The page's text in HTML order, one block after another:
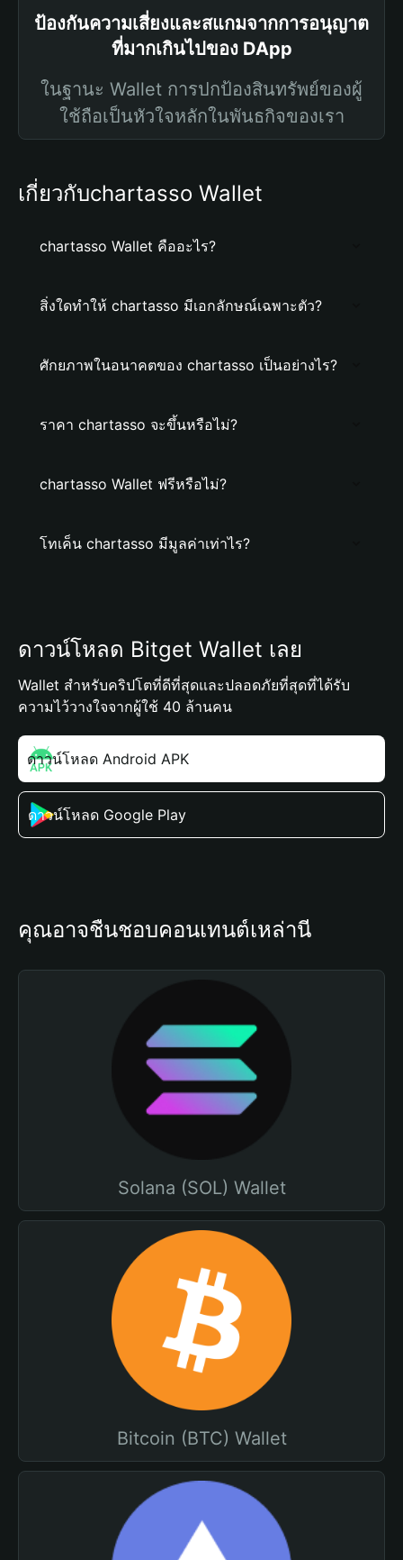
ป้องกันความเสี่ยงและสแกมจากการอนุญาต
ที่มากเกินไปของ DApp
ในฐานะ Wallet การปกป้องสินทรัพย์ของผู้
ใช้ถือเป็นหัวใจหลักในพันธกิจของเรา
เกี่ยวกับchartasso Wallet
chartasso Wallet คืออะไร?
สิ่งใดทำให้ chartasso มีเอกลักษณ์เฉพาะตัว?
ศักยภาพในอนาคตของ chartasso เป็นอย่างไร?
ราคา chartasso จะขึ้นหรือไม่?
chartasso Wallet ฟรีหรือไม่?
โทเค็น chartasso มีมูลค่าเท่าไร?
ดาวน์โหลด Bitget Wallet เลย
Wallet สำหรับคริปโตที่ดีที่สุดและปลอดภัยที่สุดที่ได้รับ
ความไว้วางใจจากผู้ใช้ 40 ล้านคน
ดาวน์โหลด Android APK
ดาวน์โหลด Google Play
คุณอาจชื่นชอบคอนเทนต์เหล่านี้
Solana (SOL) Wallet
Bitcoin (BTC) Wallet